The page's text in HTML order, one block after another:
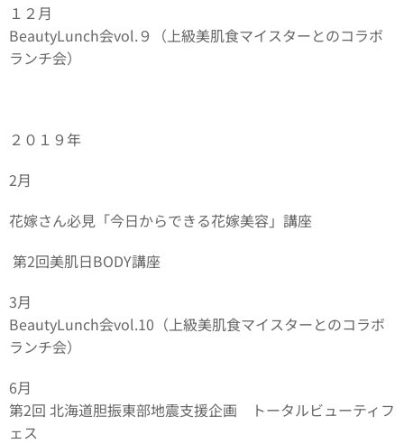
１２月
BeautyLunch会vol.９（上級美肌食マイスターとのコラボ
ランチ会）
２０１９年
2月
花嫁さん必見「今日からできる花嫁美容」講座
第2回美肌日BODY講座
3月
BeautyLunch会vol.10（上級美肌食マイスターとのコラボ
ランチ会）
6月
第2回 北海道胆振東部地震支援企画 トータルビューティフ
ェス